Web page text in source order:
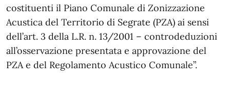
costituenti il Piano Comunale di Zonizzazione
Acustica del Territorio di Segrate (PZA) ai sensi
dell’art. 3 della L.R. n. 13/2001 – controdeduzioni
all’osservazione presentata e approvazione del
PZA e del Regolamento Acustico Comunale”.